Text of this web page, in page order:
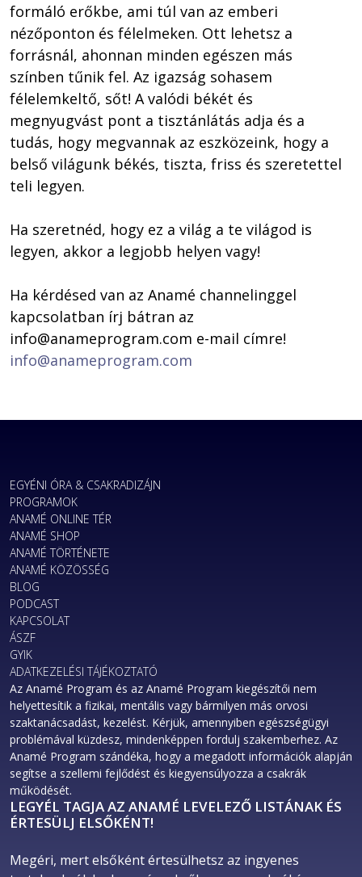
formáló erőkbe, ami túl van az emberi
nézőponton és félelmeken. Ott lehetsz a
forrásnál, ahonnan minden egészen más
színben tűnik fel. Az igazság sohasem
félelemkeltő, sőt! A valódi békét és
megnyugvást pont a tisztánlátás adja és a
tudás, hogy megvannak az eszközeink, hogy a
belső világunk békés, tiszta, friss és szeretettel
teli legyen.
Ha szeretnéd, hogy ez a világ a te világod is
legyen, akkor a legjobb helyen vagy!
Ha kérdésed van az Anamé channelinggel
kapcsolatban írj bátran az
info@anameprogram.com e-mail címre!
info@anameprogram.com
EGYÉNI ÓRA & CSAKRADIZÁJN
PROGRAMOK
ANAMÉ ONLINE TÉR
ANAMÉ SHOP
ANAMÉ TÖRTÉNETE
ANAMÉ KÖZÖSSÉG
BLOG
PODCAST
KAPCSOLAT
ÁSZF
GYIK
ADATKEZELÉSI TÁJÉKOZTATÓ
Az Anamé Program és az Anamé Program kiegészítői nem
helyettesítik a fizikai, mentális vagy bármilyen más orvosi
szaktanácsadást, kezelést. Kérjük, amennyiben egészségügyi
problémával küzdesz, mindenképpen fordulj szakemberhez. Az
Anamé Program szándéka, hogy a megadott információk alapján
segítse a szellemi fejlődést és kiegyensúlyozza a csakrák
működését.
LEGYÉL TAGJA AZ ANAMÉ LEVELEZŐ LISTÁNAK ÉS
ÉRTESÜLJ ELSŐKÉNT!
Megéri, mert elsőként értesülhetsz az ingyenes